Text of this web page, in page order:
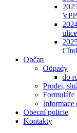
Občan
Odpady
do
Prodej,
Formuláře
Informace
Obecní policie
Kontakty